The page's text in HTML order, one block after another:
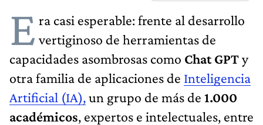
E ra casi esperable: frente al desarrollo
vertiginoso de herramientas de
capacidades asombrosas como Chat GPTy
otra familia de aplicaciones de Inteligencia
Artificial (IA),un grupo de más de 1.000
académicos, expertos e intelectuales, entre